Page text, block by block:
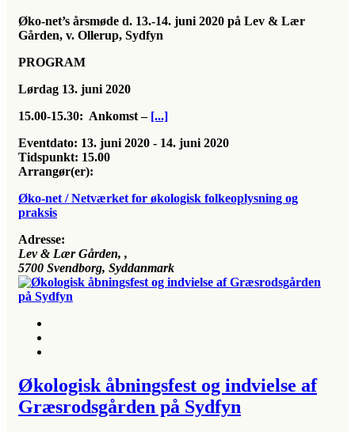
Øko-net’s årsmøde d. 13.-14. juni 2020 på Lev & Lær
Gården, v. Ollerup, Sydfyn
PROGRAM
Lørdag 13. juni 2020
15.00-15.30: Ankomst – [...]
Eventdato: 13. juni 2020 - 14. juni 2020
Tidspunkt: 15.00
Arrangør(er):
Øko-net / Netværket for økologisk folkeoplysning og
praksis
Adresse:
Lev & Lær Gården, ,
5700 Svendborg, Syddanmark
Økologisk åbningsfest og indvielse af
Græsrodsgården på Sydfyn